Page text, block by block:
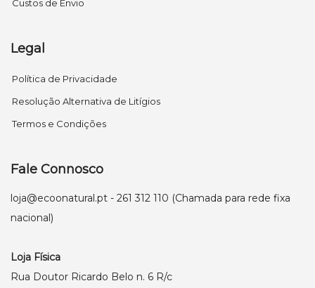
Custos de Envio
Legal
Política de Privacidade
Resolução Alternativa de Litígios
Termos e Condições
Fale Connosco
loja@ecoonatural.pt - 261 312 110 (Chamada para rede fixa
nacional)
Loja Física
Rua Doutor Ricardo Belo n. 6 R/c